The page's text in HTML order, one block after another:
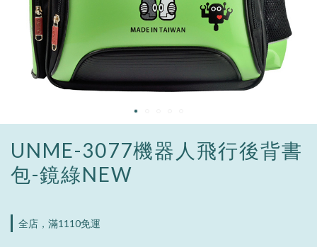
UNME-3077機器人飛行後背書
包-鏡綠NEW
全店，滿1110免運